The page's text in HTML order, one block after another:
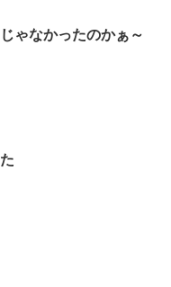
ゃなかったのかぁ～